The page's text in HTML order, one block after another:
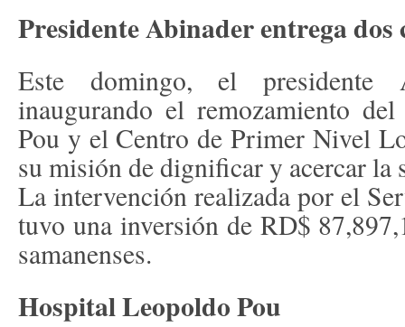
Presidente Abinader entrega dos
Este domingo, el presidente
inaugurando el remozamiento
Pou y el Centro de Primer Nivel
su misión de dignificar y acercar la
La intervención realizada por el
tuvo una inversión de RD$
samanenses.
Hospital Leopoldo Pou